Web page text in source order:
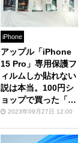
iPhone
アップル「iPhone
15 Pro」専用保護フ
ィルムしか貼れない
説は本当。100円シ
ョップで買った「iP
hone 14 Pro」用は
2023年09月27日 12:00